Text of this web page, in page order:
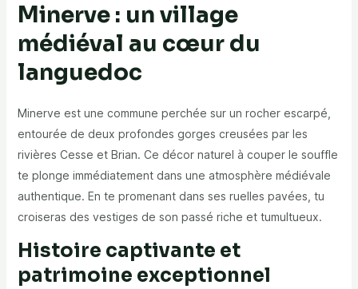
Minerve : un village
médiéval au cœur du
languedoc
Minerve est une commune perchée sur un rocher escarpé,
entourée de deux profondes gorges creusées par les
rivières Cesse et Brian. Ce décor naturel à couper le souffle
te plonge immédiatement dans une atmosphère médiévale
authentique. En te promenant dans ses ruelles pavées, tu
croiseras des vestiges de son passé riche et tumultueux.
Histoire captivante et
patrimoine exceptionnel